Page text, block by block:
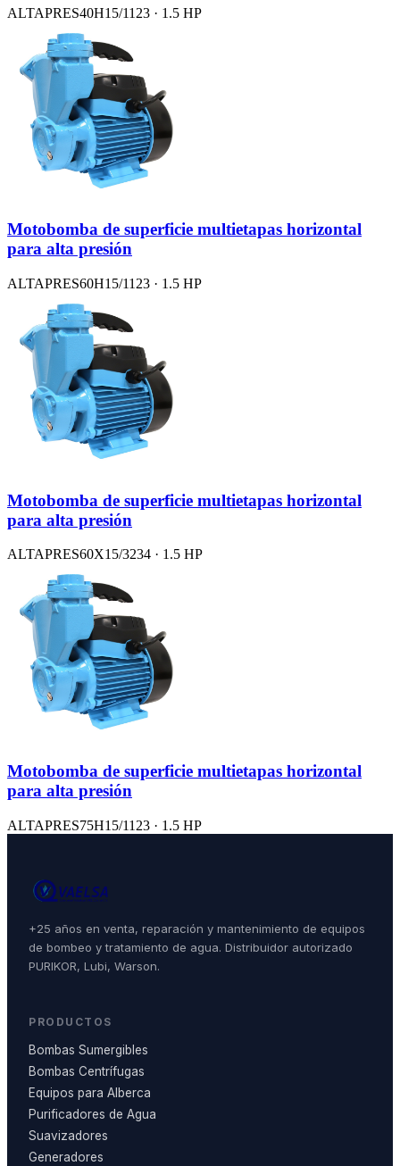
ALTAPRES40H15/1123 · 1.5 HP
Motobomba de superficie multietapas horizontal
para alta presión
ALTAPRES60H15/1123 · 1.5 HP
Motobomba de superficie multietapas horizontal
para alta presión
ALTAPRES60X15/3234 · 1.5 HP
Motobomba de superficie multietapas horizontal
para alta presión
ALTAPRES75H15/1123 · 1.5 HP
+25 años en venta, reparación y mantenimiento de equipos
de bombeo y tratamiento de agua. Distribuidor autorizado
PURIKOR, Lubi, Warson.
PRODUCTOS
Bombas Sumergibles
Bombas Centrífugas
Equipos para Alberca
Purificadores de Agua
Suavizadores
Generadores